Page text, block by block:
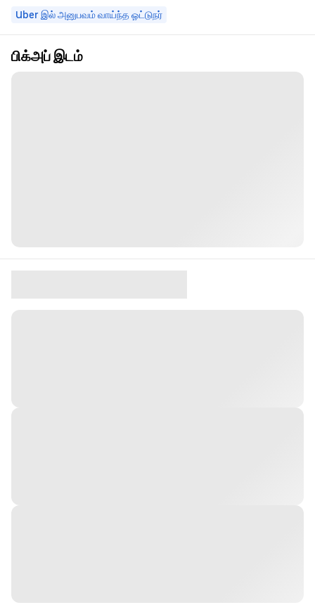
Uber இல் அனுபவம் வாய்ந்த ஓட்டுநர்
பிக்அப் இடம்